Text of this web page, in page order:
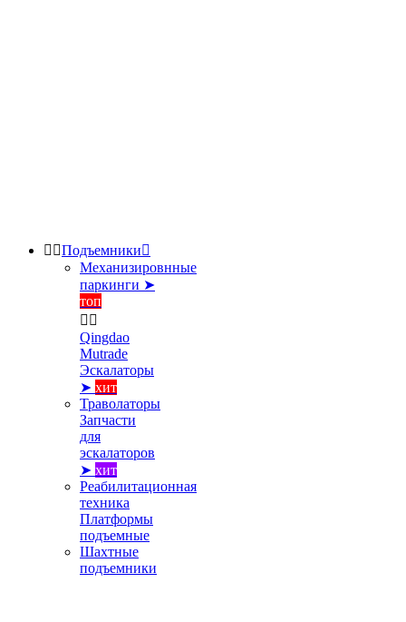
 Подъемники
Механизировнные
паркинги ➤
топ
 
Qingdao
Mutrade
Эскалаторы
➤ хит
Траволаторы
Запчасти
для
эскалаторов
➤ хит
Реабилитационная
техника
Платформы
подъемные
Шахтные
подъемники